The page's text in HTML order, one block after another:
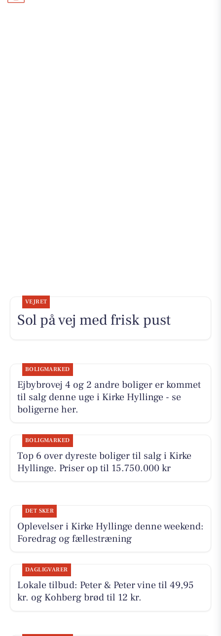
VEJRET
Sol på vej med frisk pust
BOLIGMARKED
Ejbybrovej 4 og 2 andre boliger er kommet
til salg denne uge i Kirke Hyllinge - se
boligerne her.
BOLIGMARKED
Top 6 over dyreste boliger til salg i Kirke
Hyllinge. Priser op til 15.750.000 kr
DET SKER
Oplevelser i Kirke Hyllinge denne weekend:
Foredrag og fællestræning
DAGLIGVARER
Lokale tilbud: Peter & Peter vine til 49,95
kr. og Kohberg brød til 12 kr.